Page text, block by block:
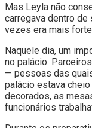
Mas Leyla não
carregava dentro
vezes era mais
Naquele dia, um
no palácio.
— pessoas das
palácio estava
decorados, as
funcionários